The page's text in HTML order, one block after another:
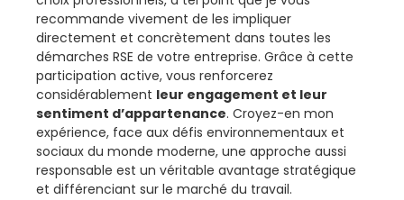
recommande vivement de les impliquer
directement et concrètement dans toutes les
démarches RSE de votre entreprise. Grâce à cette
participation active, vous renforcerez
considérablement leur engagement et leur
sentiment d’appartenance. Croyez-en mon
expérience, face aux défis environnementaux et
sociaux du monde moderne, une approche aussi
responsable est un véritable avantage stratégique
et différenciant sur le marché du travail.